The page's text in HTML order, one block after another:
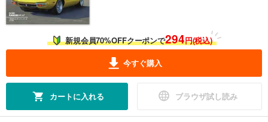
新規会員70%OFFクーポンで294円(税込)
今すぐ購入
カートに入れる ブラウザ試し読み